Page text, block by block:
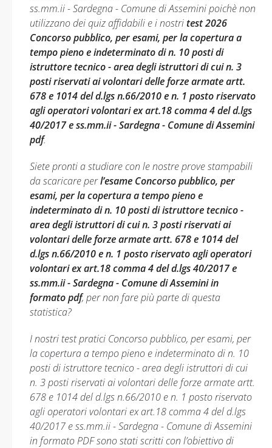
ss.mm.ii - Sardegna - Comune di Assemini poichè non
utilizzano dei quiz affidabili e i nostri test 2026
Concorso pubblico, per esami, per la copertura a
tempo pieno e indeterminato di n. 10 posti di
istruttore tecnico - area degli istruttori di cui n. 3
posti riservati ai volontari delle forze armate artt.
678 e 1014 del d.lgs n.66/2010 e n. 1 posto riservato
agli operatori volontari ex art.18 comma 4 del d.lgs
40/2017 e ss.mm.ii - Sardegna - Comune di Assemini
pdf.
Siete pronti a studiare con le nostre prove stampabili
da scaricare perl’esame Concorso pubblico, per
esami, per la copertura a tempo pieno e
indeterminato di n. 10 posti di istruttore tecnico -
area degli istruttori di cui n. 3 posti riservati ai
volontari delle forze armate artt. 678 e 1014 del
d.lgs n.66/2010 e n. 1 posto riservato agli operatori
volontari ex art.18 comma 4 del d.lgs 40/2017 e
ss.mm.ii - Sardegna - Comune di Assemini in
formato pdf, per non fare più parte di questa
statistica?
I nostri test pratici Concorso pubblico, per esami, per
la copertura a tempo pieno e indeterminato di n. 10
posti di istruttore tecnico - area degli istruttori di cui
n. 3 posti riservati ai volontari delle forze armate artt.
678 e 1014 del d.lgs n.66/2010 e n. 1 posto riservato
agli operatori volontari ex art.18 comma 4 del d.lgs
40/2017 e ss.mm.ii - Sardegna - Comune di Assemini
in formato PDF sono stati scritti con l’obiettivo di